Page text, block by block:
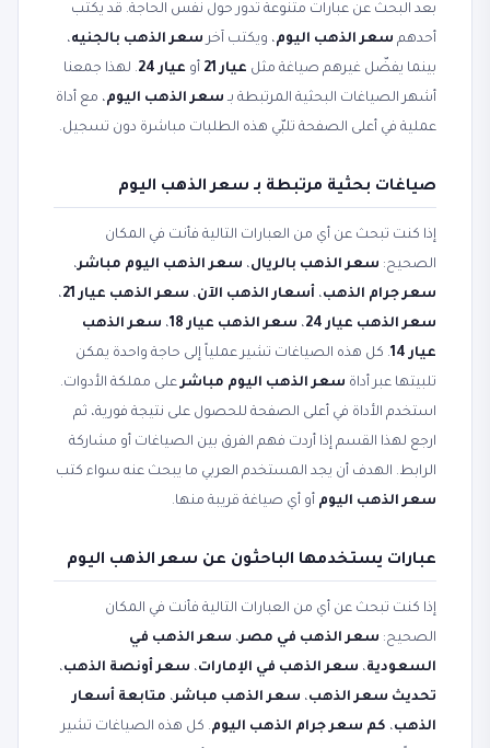
بعد البحث عن عبارات متنوعة تدور حول نفس الحاجة. قد يكتب
أحدهم سعر الذهب اليوم، ويكتب آخر سعر الذهب بالجنيه،
بينما يفضّل غيرهم صياغة مثل عيار 21 أو عيار 24
. لهذا جمعنا
أشهر الصياغات البحثية المرتبطة بـ سعر الذهب اليوم، مع أداة
عملية في أعلى الصفحة تلبّي هذه الطلبات مباشرة دون تسجيل.
صياغات بحثية مرتبطة بـ سعر الذهب اليوم
إذا كنت تبحث عن أي من العبارات التالية فأنت في المكان
الصحيح: سعر الذهب بالريال، سعر الذهب اليوم مباشر،
سعر جرام الذهب، أسعار الذهب الآن، سعر الذهب عيار 21
،
سعر الذهب عيار 24
، سعر الذهب عيار 18 ، سعر الذهب
عيار 14
. كل هذه الصياغات تشير عملياً إلى حاجة واحدة يمكن
تلبيتها عبر أداة سعر الذهب اليوم مباشرعلى مملكة الأدوات.
استخدم الأداة في أعلى الصفحة للحصول على نتيجة فورية، ثم
ارجع لهذا القسم إذا أردت فهم الفرق بين الصياغات أو مشاركة
الرابط. الهدف أن يجد المستخدم العربي ما يبحث عنه سواء كتب
سعر الذهب اليوم أو أي صياغة قريبة منها.
عبارات يستخدمها الباحثون عن سعر الذهب اليوم
إذا كنت تبحث عن أي من العبارات التالية فأنت في المكان
الصحيح: سعر الذهب في مصر، سعر الذهب في
السعودية، سعر الذهب في الإمارات، سعر أونصة الذهب،
تحديث سعر الذهب، سعر الذهب مباشر، متابعة أسعار
الذهب، كم سعر جرام الذهب اليوم. كل هذه الصياغات تشير